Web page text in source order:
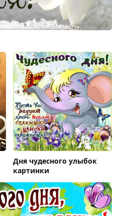
Дня чудесного улыбок
картинки